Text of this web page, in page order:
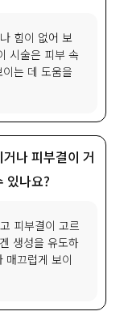
힘이 없어 보
시술은 피부 속
는 데 도움을
나 피부결이 거
있나요?
피부결이 고르
생성을 유도하
매끄럽게 보이